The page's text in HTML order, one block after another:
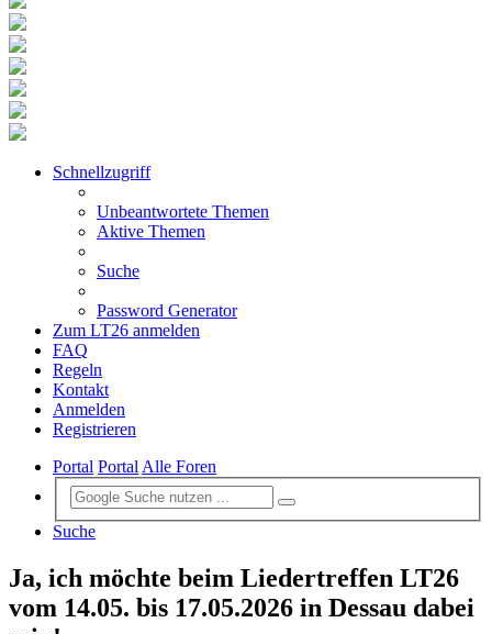
Schnellzugriff
Unbeantwortete Themen
Aktive Themen
Suche
Password Generator
Zum LT26 anmelden
FAQ
Regeln
Kontakt
Anmelden
Registrieren
Portal PortalAlle Foren
Suche
Ja, ich möchte beim Liedertreffen LT26
vom 14.05. bis 17.05.2026 in Dessau dabei